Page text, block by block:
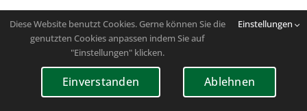
Diese Website benutzt Cookies. Gerne können Sie die
genutzten Cookies anpassen indem Sie auf
"Einstellungen" klicken.
Einstellungen
Einverstanden Ablehnen